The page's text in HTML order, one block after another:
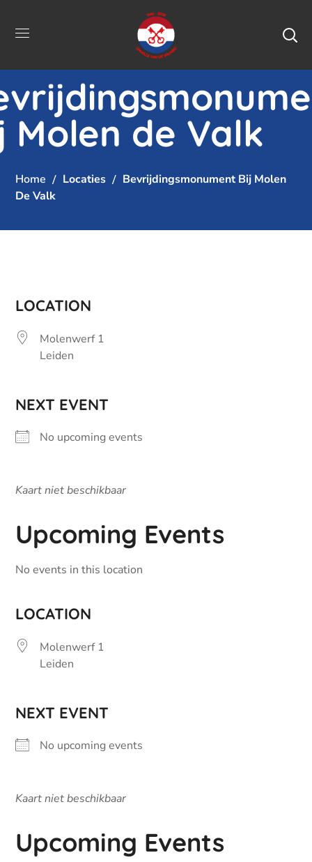
Molen de Valk
Home Locaties
Bevrijdingsmonument Bij Molen
De Valk
LOCATION
Molenwerf 1
Leiden
NEXT EVENT
No upcoming events
Kaart niet beschikbaar
Upcoming Events
No events in this location
LOCATION
Molenwerf 1
Leiden
NEXT EVENT
No upcoming events
Kaart niet beschikbaar
Upcoming Events